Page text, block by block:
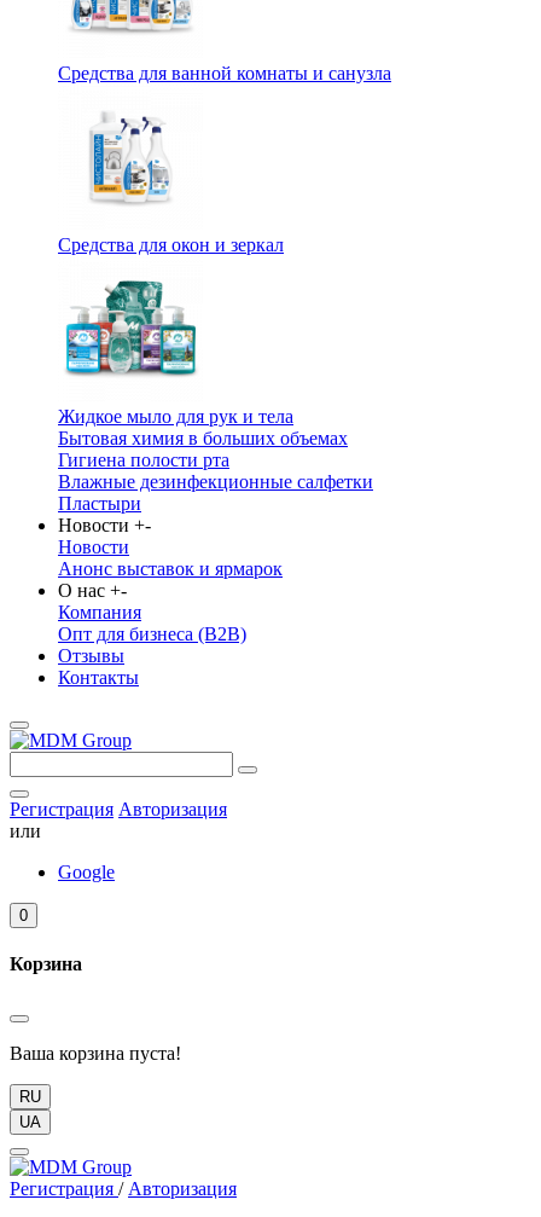
Средства для ванной комнаты и санузла
Средства для окон и зеркал
Жидкое мыло для рук и тела
Бытовая химия в больших объемах
Гигиена полости рта
Влажные дезинфекционные салфетки
Пластыри
Новости +-
Новости
Анонс выставок и ярмарок
О нас +-
Компания
Опт для бизнеса (B2B)
Отзывы
Контакты
Регистрация Авторизация
или
Google
0
Корзина
Ваша корзина пуста!
RU
UA
Регистрация / Авторизация